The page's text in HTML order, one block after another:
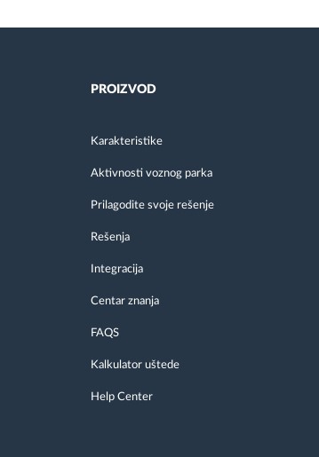
PROIZVOD
Karakteristike
Aktivnosti voznog parka
Prilagodite svoje rešenje
Rešenja
Integracija
Centar znanja
FAQS
Kalkulator uštede
Help Center